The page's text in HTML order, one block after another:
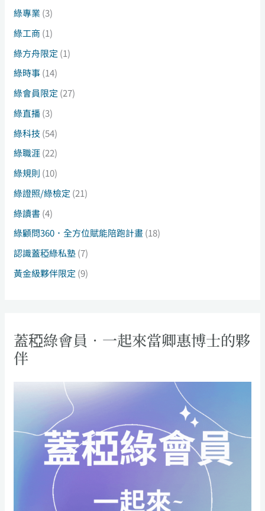
綠專業 (3)
綠工商 (1)
綠方舟限定 (1)
綠時事(14)
綠會員限定 (27)
綠直播(3)
綠科技 (54)
綠職涯(22)
綠規則 (10)
綠證照/綠檢定 (21)
綠讀書(4)
綠顧問360．全方位賦能陪跑計畫(18)
認識蓋稏綠私塾(7)
黃金級夥伴限定 (9)
蓋稏綠會員．一起來當卿惠博士的夥
伴